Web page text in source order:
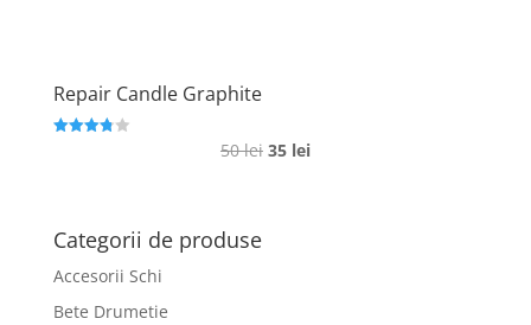
Repair Candle Graphite
50lei Prețul
35 leiPrețul
Categorii de produse
Accesorii Schi
Bete Drumetie